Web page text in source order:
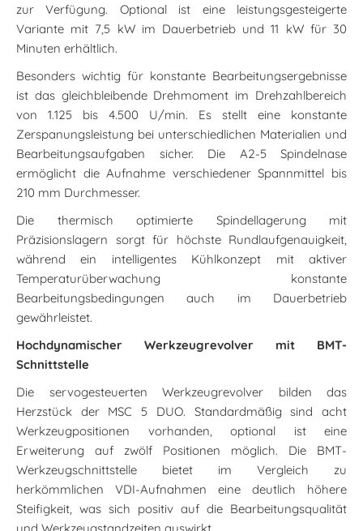
zur Verfügung. Optional ist eine leistungsgesteigerte
Variante mit 7,5 kW im Dauerbetrieb und 11 kW für 30
Minuten erhältlich.
Besonders wichtig für konstante Bearbeitungsergebnisse
ist das gleichbleibende Drehmoment im Drehzahlbereich
von 1.125 bis 4.500 U/min. Es stellt eine konstante
Zerspanungsleistung bei unterschiedlichen Materialien und
Bearbeitungsaufgaben sicher. Die A2-5 Spindelnase
ermöglicht die Aufnahme verschiedener Spannmittel bis
210 mm Durchmesser.
Die thermisch optimierte Spindellagerung mit
Präzisionslagern sorgt für höchste Rundlaufgenauigkeit,
während ein intelligentes Kühlkonzept mit aktiver
Temperaturüberwachung konstante
Bearbeitungsbedingungen auch im Dauerbetrieb
gewährleistet.
Hochdynamischer Werkzeugrevolver mit BMT-
Schnittstelle
Die servogesteuerten Werkzeugrevolver bilden das
Herzstück der MSC 5 DUO. Standardmäßig sind acht
Werkzeugpositionen vorhanden, optional ist eine
Erweiterung auf zwölf Positionen möglich. Die BMT-
Werkzeugschnittstelle bietet im Vergleich zu
herkömmlichen VDI-Aufnahmen eine deutlich höhere
Steifigkeit, was sich positiv auf die Bearbeitungsqualität